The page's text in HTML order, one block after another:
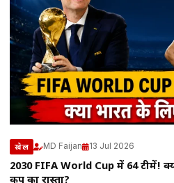
खेल MD Faijan 13 Jul 2026
2030 FIFA World Cup में 64 टीमें!